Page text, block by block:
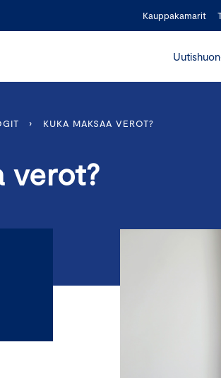
Kauppakamarit
› KUKA MAKSAA VEROT?
verot?